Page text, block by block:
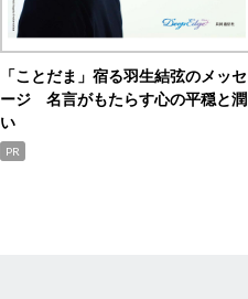
「ことだま」宿る羽生結弦のメッセ
ージ 名言がもたらす心の平穏と潤
い
PR